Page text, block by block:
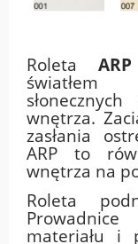
Roleta ARP
światłem
wnętrza.
zasłania
ARP to
wnętrza na
Roleta
materiału i